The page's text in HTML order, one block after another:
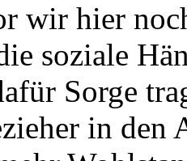
wir hier
soziale
Sorge
in den